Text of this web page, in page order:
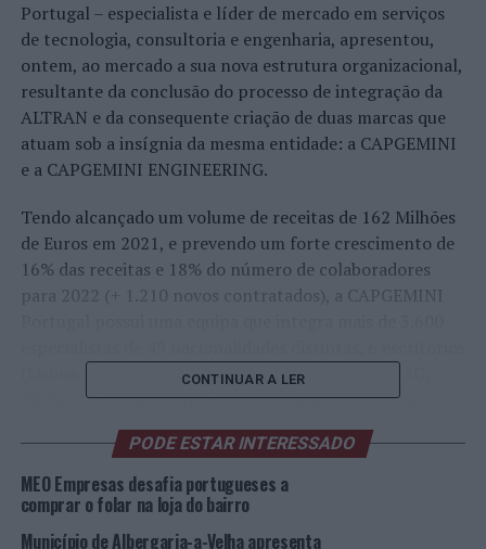
Portugal – especialista e líder de mercado em serviços
de tecnologia, consultoria e engenharia, apresentou,
ontem, ao mercado a sua nova estrutura organizacional,
resultante da conclusão do processo de integração da
ALTRAN e da consequente criação de duas marcas que
atuam sob a insígnia da mesma entidade: a CAPGEMINI
e a CAPGEMINI ENGINEERING.
Tendo alcançado um volume de receitas de 162 Milhões
de Euros em 2021, e prevendo um forte crescimento de
16% das receitas e 18% do número de colaboradores
para 2022 (+ 1.210 novos contratados), a CAPGEMINI
(Lisboa, Porto, Fundão e Évora), 4 Labs Mobility
Quantum, 2hubs(CRM,SalesforceeDynamics
Outsystems), e detém mais de 2.400
certificações técnicas. Dispondo de um importante
leque de parcerias estratégicas com 6 das empresas mais
relevantes da cena tecnológica (MICROSOFT,
SALESFORCE, SAP, OUSYSYTEMS, GOOGLE E AWS), a
CONTINUAR A LER
PODE ESTAR INTERESSADO
MEO Empresas desafia portugueses a
comprar o folar na loja do bairro
Município de Albergaria-a-Velha apresenta